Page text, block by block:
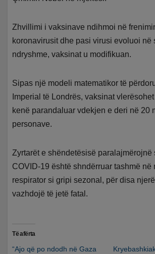
Zhvillimi i vaksinave ndihmoi në
koronavirusit dhe pasi virusi evoluoi në
ndryshme, vaksinat u modifikuan.
Sipas një modeli matematikor të
Imperial të Londrës, vaksinat
kenë parandaluar vdekjen e deri në 20
personave.
Zyrtarët e shëndetësisë paralajmërojnë
COVID-19 është shndërruar tashmë në
respirator si gripi sezonal, për disa
vazhdojë të jetë fatal.
Të afërta
“Ajo që po ndodh në Gaza